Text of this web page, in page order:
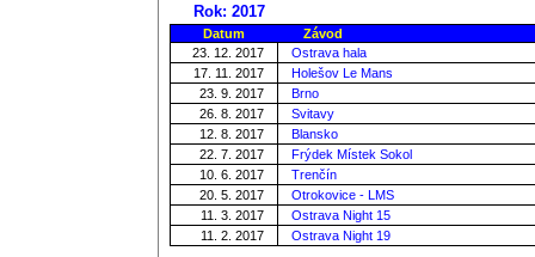
Rok: 2017
Datum
Závod
23. 12. 2017
Ostrava hala
17. 11. 2017
Holešov Le Mans
23. 9. 2017
Brno
26. 8. 2017
Svitavy
12. 8. 2017
Blansko
22. 7. 2017
Frýdek Místek Sokol
10. 6. 2017
Trenčín
20. 5. 2017
Otrokovice - LMS
11. 3. 2017
Ostrava Night 15
11. 2. 2017
Ostrava Night 19